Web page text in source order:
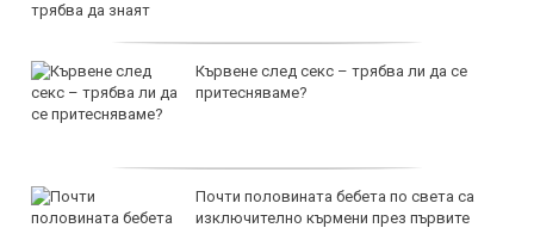
Кървене след секс – трябва ли да се
притесняваме?
Почти половината бебета по света са
изключително кърмени през първите